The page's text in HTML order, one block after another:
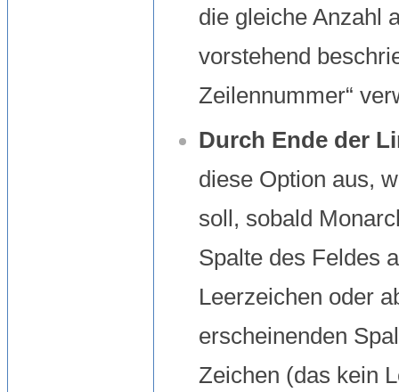
die gleiche Anzahl
vorstehend
Zeilennummer“
Durch Ende der
diese Option aus,
soll, sobald
Spalte des Feldes
Leerzeichen oder
erscheinenden
Zeichen (das kein